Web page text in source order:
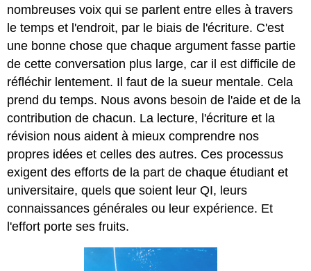
nombreuses voix qui se parlent entre elles à travers
le temps et l'endroit, par le biais de l'écriture. C'est
une bonne chose que chaque argument fasse partie
de cette conversation plus large, car il est difficile de
réfléchir lentement. Il faut de la sueur mentale. Cela
prend du temps. Nous avons besoin de l'aide et de la
contribution de chacun. La lecture, l'écriture et la
révision nous aident à mieux comprendre nos
propres idées et celles des autres. Ces processus
exigent des efforts de la part de chaque étudiant et
universitaire, quels que soient leur QI, leurs
connaissances générales ou leur expérience. Et
l'effort porte ses fruits.